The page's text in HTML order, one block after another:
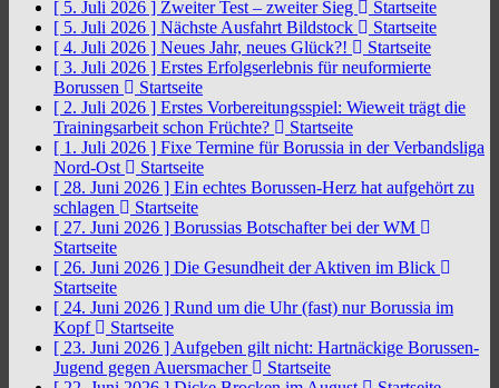
[ 5. Juli 2026 ] Zweiter Test – zweiter Sieg
Startseite
[ 5. Juli 2026 ] Nächste Ausfahrt Bildstock
Startseite
[ 4. Juli 2026 ] Neues Jahr, neues Glück?!
Startseite
[ 3. Juli 2026 ] Erstes Erfolgserlebnis für neuformierte
Borussen
Startseite
[ 2. Juli 2026 ] Erstes Vorbereitungsspiel: Wieweit trägt die
Trainingsarbeit schon Früchte?
Startseite
[ 1. Juli 2026 ] Fixe Termine für Borussia in der Verbandsliga
Nord-Ost
Startseite
[ 28. Juni 2026 ] Ein echtes Borussen-Herz hat aufgehört zu
schlagen
Startseite
[ 27. Juni 2026 ] Borussias Botschafter bei der WM
Startseite
[ 26. Juni 2026 ] Die Gesundheit der Aktiven im Blick
Startseite
[ 24. Juni 2026 ] Rund um die Uhr (fast) nur Borussia im
Kopf
Startseite
[ 23. Juni 2026 ] Aufgeben gilt nicht: Hartnäckige Borussen-
Jugend gegen Auersmacher
Startseite